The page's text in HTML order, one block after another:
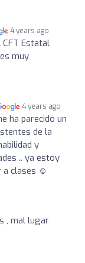
4 years ago
CFT Estatal
muy
4 years ago
ha parecido un
de la
y
.. ya estoy
a clases ☺️
, mal lugar